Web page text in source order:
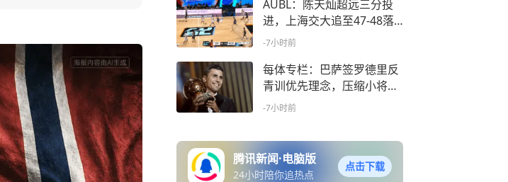
AUBL：陈天灿超远三分投
进，上海交大追至47-48落
后清华1分
-7小时前
每体专栏：巴萨签罗德里反
青训优先理念，压缩小将成
长空间
-7小时前
腾讯新闻·电脑版
24小时陪你追热点
点击下载